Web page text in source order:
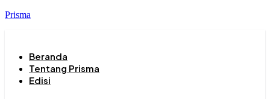
Prisma
Beranda
Tentang Prisma
Edisi